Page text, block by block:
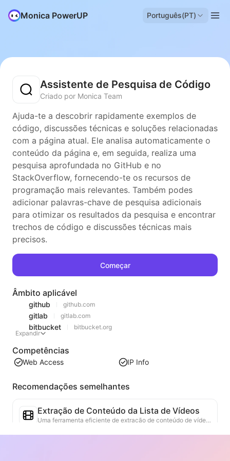
Monica PowerUP Português(PT)
Assistente de Pesquisa de Código
Criado por Monica Team
Ajuda-te a descobrir rapidamente exemplos de
código, discussões técnicas e soluções relacionadas
com a página atual. Ele analisa automaticamente o
conteúdo da página e, em seguida, realiza uma
pesquisa aprofundada no GitHub e no
StackOverflow, fornecendo-te os recursos de
programação mais relevantes. Também podes
adicionar palavras-chave de pesquisa adicionais
para otimizar os resultados da pesquisa e encontrar
trechos de código e discussões técnicas mais
precisos.
Começar
Âmbito aplicável
github github.com
gitlab gitlab.com
bitbucket
bitbucket.org
Expandir
Competências
Web Access IP Info
Recomendações semelhantes
Extração de Conteúdo da Lista de Vídeos
Uma ferramenta eficiente de extração de conteúdo de vídeo da web, capaz de escanear rapidamente páginas da web e organizar as informações de vídeo em uma tabela Markdown estruturada.